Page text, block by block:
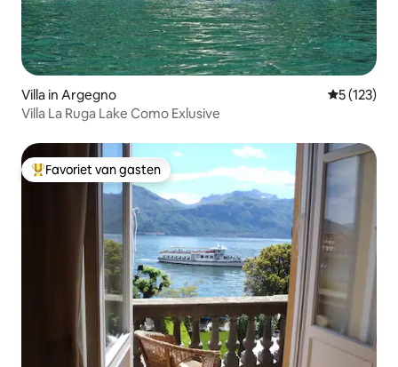
Villa in Argegno
5 (123)
Villa La Ruga Lake Como Exlusive
Topfavoriet van gasten
Favoriet van gasten